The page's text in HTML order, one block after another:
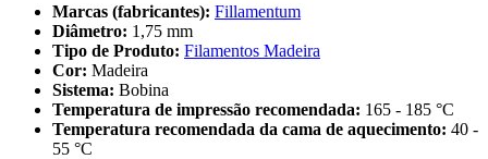
Marcas (fabricantes): Fillamentum
Diâmetro: 1,75 mm
Tipo de Produto: Filamentos Madeira
Cor: Madeira
Sistema: Bobina
Temperatura de impressão recomendada: 165 - 185 °C
Temperatura recomendada da cama de aquecimento: 40 -
55 °C